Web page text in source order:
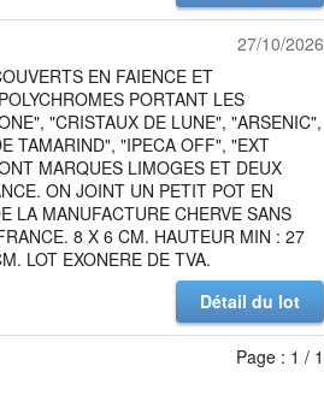
27/10/2026
EN FAIENCE ET
PORTANT LES
"CRISTAUX DE LUNE", "ARSENIC",
TAMARIND", "IPECA OFF", "EXT
MARQUES LIMOGES ET DEUX
ON JOINT UN PETIT POT EN
LA MANUFACTURE CHERVE SANS
8 X 6 CM. HAUTEUR MIN : 27
LOT EXONERE DE TVA.
Détail du lot
Page : 1 / 1